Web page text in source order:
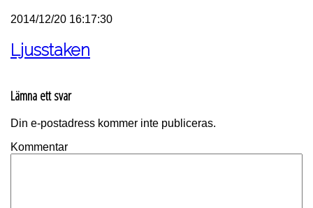
2014/12/20 16:17:30
Ljusstaken
Lämna ett svar
Din e-postadress kommer inte publiceras.
Kommentar